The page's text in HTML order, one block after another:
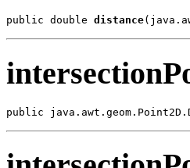
public double distance
public